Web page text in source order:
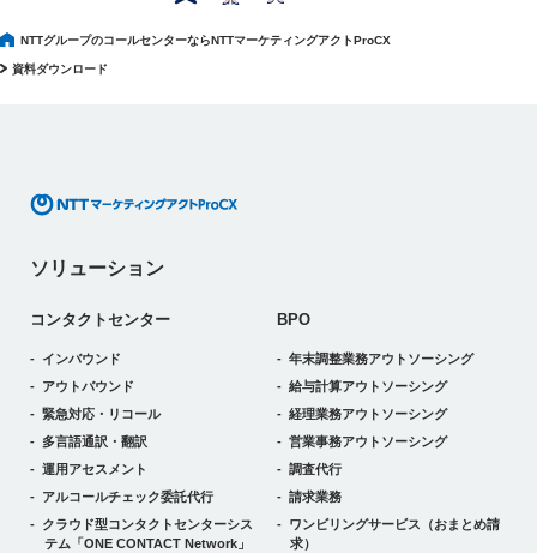
NTTグループのコールセンターならNTTマーケティングアクトProCX
資料ダウンロード
ソリューション
コンタクトセンター
インバウンド
アウトバウンド
緊急対応・リコール
多言語通訳・翻訳
運用アセスメント
アルコールチェック委託代行
クラウド型コンタクトセンターシス
テム 「ONE CONTACT Network」
BPO
年末調整業務アウトソーシング
給与計算アウトソーシング
経理業務アウトソーシング
営業事務アウトソーシング
調査代行
請求業務
ワンビリングサービス （おまとめ請
求）